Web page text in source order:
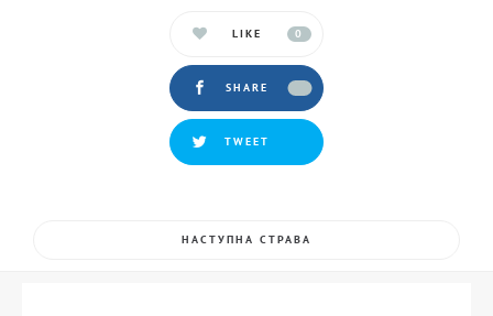
LIKE 0
SHARE
TWEET
НАСТУПНА СТРАВА